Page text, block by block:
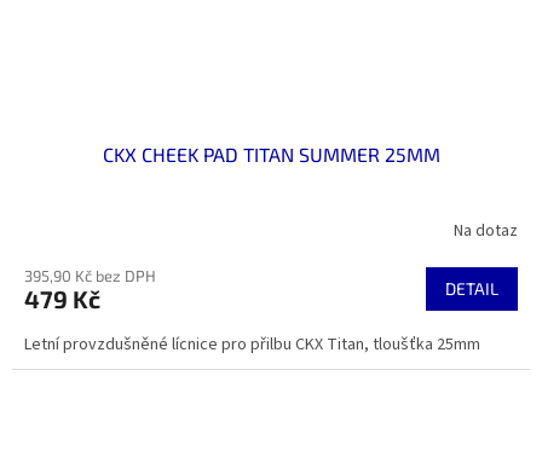
CKX CHEEK PAD TITAN SUMMER 25MM
Na dotaz
395,90 Kč bez DPH
479 Kč DETAIL
Letní provzdušněné lícnice pro přilbu CKX Titan, tloušťka 25mm